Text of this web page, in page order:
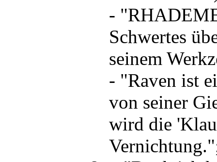
-
Schwertes
seinem
- "Raven ist
von seiner
wird die
Vernichtung."